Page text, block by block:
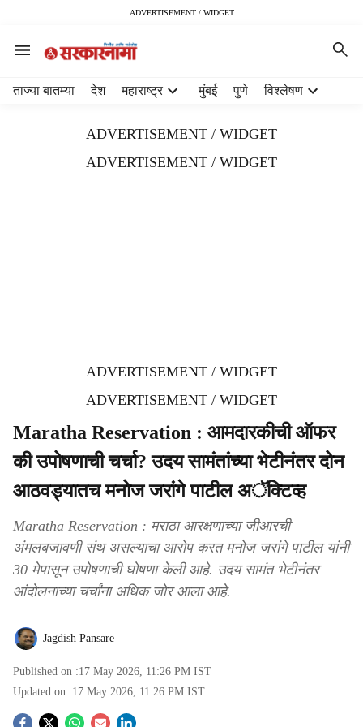
ADVERTISEMENT / WIDGET
ताज्या बातम्या देश महाराष्ट्र मुंबई पुणे विश्लेषण
ADVERTISEMENT / WIDGET
ADVERTISEMENT / WIDGET
ADVERTISEMENT / WIDGET
ADVERTISEMENT / WIDGET
Maratha Reservation : आमदारकीची ऑफर
की उपोषणाची चर्चा? उदय सामंतांच्या भेटीनंतर दोन
आठवड्यातच मनोज जरांगे पाटील अॅक्टिव्ह
Maratha Reservation : मराठा आरक्षणाच्या जीआरची
अंमलबजावणी संथ असल्याचा आरोप करत मनोज जरांगे पाटील यांनी
30 मेपासून उपोषणाची घोषणा केली आहे. उदय सामंत भेटीनंतर
आंदोलनाच्या चर्चांना अधिक जोर आला आहे.
Jagdish Pansare
Published on :17 May 2026, 11:26 PM IST
Updated on :17 May 2026, 11:26 PM IST